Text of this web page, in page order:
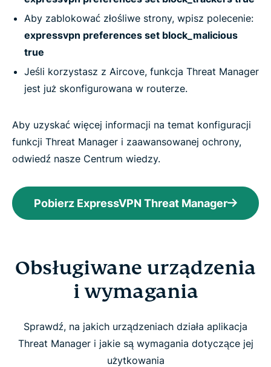
Aby zablokować złośliwe strony, wpisz polecenie:
expressvpn preferences set block_malicious
true
Jeśli korzystasz z Aircove, funkcja Threat Manager
jest już skonfigurowana w routerze.
Aby uzyskać więcej informacji na temat konfiguracji
funkcji Threat Manager i zaawansowanej ochrony,
odwiedź nasze Centrum wiedzy.
Pobierz ExpressVPN Threat Manager
Obsługiwane urządzenia
i wymagania
Sprawdź, na jakich urządzeniach działa aplikacja
Threat Manager i jakie są wymagania dotyczące jej
użytkowania